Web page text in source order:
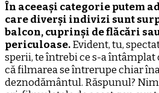
În aceeași categorie putem
care diverși indivizi sunt
balcon, cuprinși de flăcări
periculoase.Evident, tu,
sperii, te întrebi ce s-a
că filmarea se întrerupe chiar
deznodământul. Răspunul?